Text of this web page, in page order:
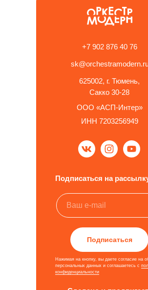
ООО «АСП-Интер»
ИНН 7203256949
+7 902 876 40 76
625002, г. Тюмень,
Сакко 30-28
Подписаться
Подписаться на
Нажимая на кнопку, вы даете согласие на
персональных данных и соглашаетесь c
конфиденциальности